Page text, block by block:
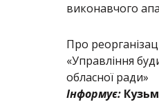
виконавчого
Про
«Управління
обласної ради»
Інформує: